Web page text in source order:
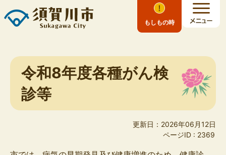
もしもの時
令和8年度各種がん検
診等
更新日：2026年06月12日
ページID : 2369